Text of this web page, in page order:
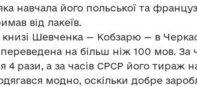
навчала його польської та
від лакеїв.
книзі Шевченка — Кобзарю — в
переведена на більш ніж 100 мов. За
4 рази, а за часів СРСР його тираж
модно, оскільки добре